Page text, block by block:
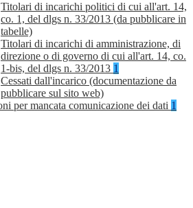
Titolari di incarichi politici di cui all'art. 14,
co. 1, del dlgs n. 33/2013 (da pubblicare in
tabelle)
Titolari di incarichi di amministrazione, di
direzione o di governo di cui all'art. 14, co.
1-bis, del dlgs n. 33/2013 1
Cessati dall'incarico (documentazione da
pubblicare sul sito web)
per mancata comunicazione dei dati 1